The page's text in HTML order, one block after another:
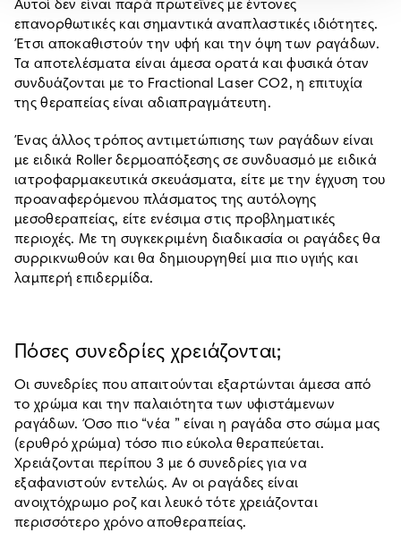
Αυτοί δεν είναι παρά πρωτεΐνες με έντονες
επανορθωτικές και σημαντικά αναπλαστικές ιδιότητες.
Έτσι αποκαθιστούν την υφή και την όψη των ραγάδων.
Τα αποτελέσματα είναι άμεσα ορατά και φυσικά όταν
συνδυάζονται με το Fractional Laser CO2, η επιτυχία
της θεραπείας είναι αδιαπραγμάτευτη.
Ένας άλλος τρόπος αντιμετώπισης των ραγάδων είναι
με ειδικά Roller δερμοαπόξεσης σε συνδυασμό με ειδικά
ιατροφαρμακευτικά σκευάσματα, είτε με την έγχυση του
προαναφερόμενου πλάσματος της αυτόλογης
μεσοθεραπείας, είτε ενέσιμα στις προβληματικές
περιοχές. Με τη συγκεκριμένη διαδικασία οι ραγάδες θα
συρρικνωθούν και θα δημιουργηθεί μια πιο υγιής και
λαμπερή επιδερμίδα.
Πόσες συνεδρίες χρειάζονται;
Οι συνεδρίες που απαιτούνται εξαρτώνται άμεσα από
το χρώμα και την παλαιότητα των υφιστάμενων
ραγάδων. Όσο πιο “νέα ” είναι η ραγάδα στο σώμα μας
(ερυθρό χρώμα) τόσο πιο εύκολα θεραπεύεται.
Χρειάζονται περίπου 3 με 6 συνεδρίες για να
εξαφανιστούν εντελώς. Αν οι ραγάδες είναι
ανοιχτόχρωμο ροζ και λευκό τότε χρειάζονται
περισσότερο χρόνο αποθεραπείας.